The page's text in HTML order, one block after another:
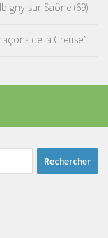
sur-Saône (69)
de la Creuse”